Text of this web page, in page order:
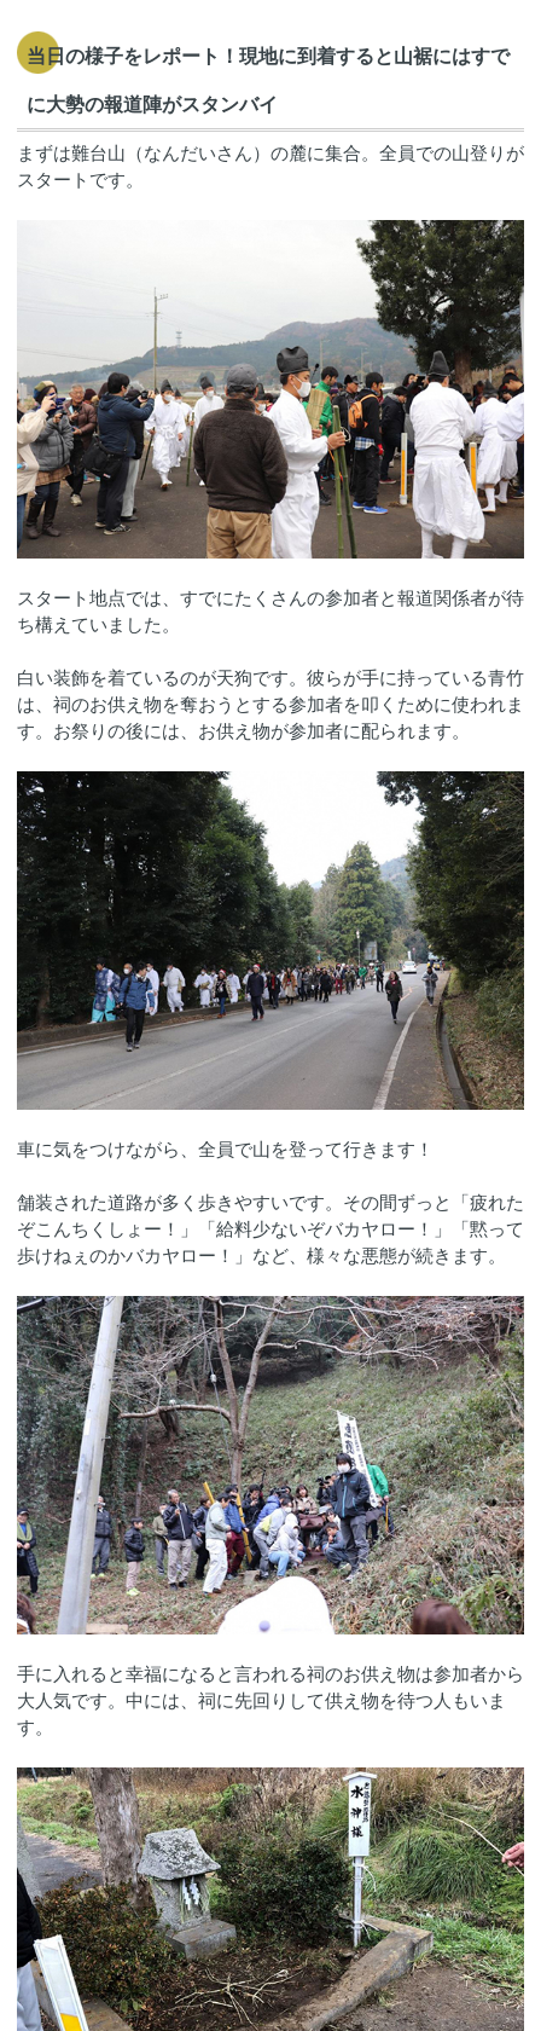
当日の様子をレポート！現地に到着すると山裾にはすで
に大勢の報道陣がスタンバイ
まずは難台山（なんだいさん）の麓に集合。全員での山登りが
スタートです。
スタート地点では、すでにたくさんの参加者と報道関係者が待
ち構えていました。
白い装飾を着ているのが天狗です。彼らが手に持っている青竹
は、祠のお供え物を奪おうとする参加者を叩くために使われま
す。お祭りの後には、お供え物が参加者に配られます。
車に気をつけながら、全員で山を登って行きます！
舗装された道路が多く歩きやすいです。その間ずっと「疲れた
ぞこんちくしょー！」「給料少ないぞバカヤロー！」「黙って
歩けねぇのかバカヤロー！」など、様々な悪態が続きます。
手に入れると幸福になると言われる祠のお供え物は参加者から
大人気です。中には、祠に先回りして供え物を待つ人もいま
す。